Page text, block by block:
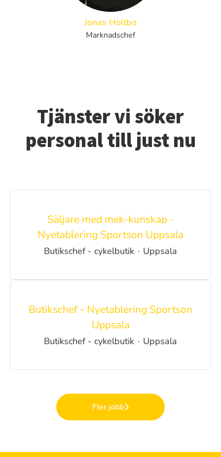
Jonas Holtbo
Marknadschef
Tjänster vi söker
personal till just nu
Säljare med mek-kunskap -
Nyetablering Sportson Uppsala
Butikschef - cykelbutik · Uppsala
Butikschef - Nyetablering Sportson
Uppsala
Butikschef - cykelbutik · Uppsala
Fler jobb